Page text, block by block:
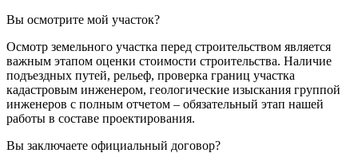
Вы осмотрите мой участок?
Осмотр земельного участка перед строительством является
важным этапом оценки стоимости строительства. Наличие
подъездных путей, рельеф, проверка границ участка
кадастровым инженером, геологические изыскания группой
инженеров с полным отчетом – обязательный этап нашей
работы в составе проектирования.
Вы заключаете официальный договор?